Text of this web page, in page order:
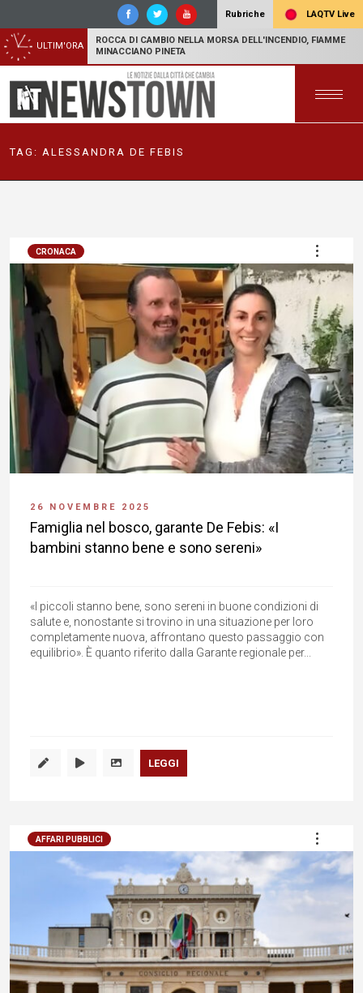
Rubriche LAQTV Live
ULTIM'ORA
ROCCA DI CAMBIO NELLA MORSA DELL'INCENDIO, FIAMME
MINACCIANO PINETA
TAG: ALESSANDRA DE FEBIS
CRONACA
26 NOVEMBRE 2025
Famiglia nel bosco, garante De Febis: «I
bambini stanno bene e sono sereni»
«I piccoli stanno bene, sono sereni in buone condizioni di
salute e, nonostante si trovino in una situazione per loro
completamente nuova, affrontano questo passaggio con
equilibrio». È quanto riferito dalla Garante regionale per...
LEGGI
AFFARI PUBBLICI